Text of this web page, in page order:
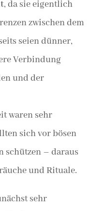
, da sie eigentlich
zwischen dem
seien dünner,
Verbindung
und der
waren sehr
sich vor bösen
schützen – daraus
und Rituale.
sehr